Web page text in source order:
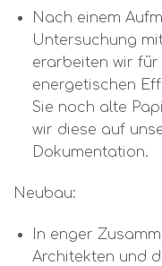
Nach einem
Untersuchung
erarbeiten wir für
energetischen
Sie noch alte
wir diese auf
Dokumentation.
Neubau:
In enger
Architekten und